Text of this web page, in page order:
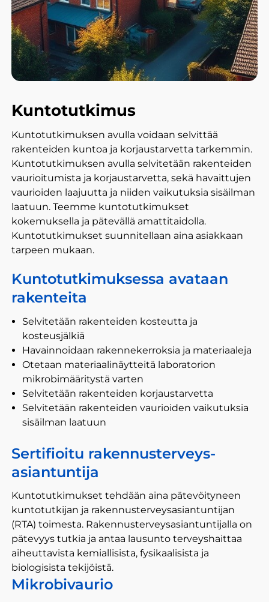
Kuntotutkimus
Kuntotutkimuksen avulla voidaan selvittää
rakenteiden kuntoa ja korjaustarvetta tarkemmin.
Kuntotutkimuksen avulla selvitetään rakenteiden
vaurioitumista ja korjaustarvetta, sekä havaittujen
vaurioiden laajuutta ja niiden vaikutuksia sisäilman
laatuun. Teemme kuntotutkimukset
kokemuksella ja pätevällä amattitaidolla.
Kuntotutkimukset suunnitellaan aina asiakkaan
tarpeen mukaan.
Kuntotutkimuksessa avataan
rakenteita
Selvitetään rakenteiden kosteutta ja
kosteusjälkiä
Havainnoidaan rakennekerroksia ja materiaaleja
Otetaan materiaalinäytteitä laboratorion
mikrobimääritystä varten
Selvitetään rakenteiden korjaustarvetta
Selvitetään rakenteiden vaurioiden vaikutuksia
sisäilman laatuun
Sertifioitu rakennusterveys­
asiantuntija
Kuntotutkimukset tehdään aina pätevöityneen
kuntotutkijan ja rakennusterveysasiantuntijan
(RTA) toimesta. Rakennusterveysasiantuntijalla on
pätevyys tutkia ja antaa lausunto terveyshaittaa
aiheuttavista kemiallisista, fysikaalisista ja
biologisista tekijöistä.
Mikrobivaurio